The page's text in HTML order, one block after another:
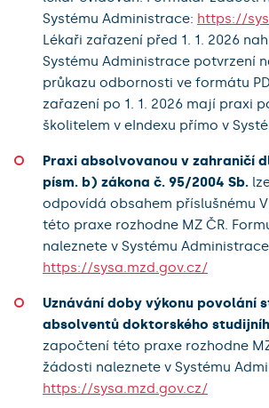
Systému Administrace: https://
Lékaři zařazení před 1. 1. 2026
Systému Administrace potvrzení
průkazu odbornosti ve formátu
zařazení po 1. 1. 2026 mají praxi
školitelem v eIndexu přímo v
Praxi absolvovanou v zahraničí
písm. b) zákona č. 95/2004 Sb.
odpovídá obsahem příslušnému
této praxe rozhodne MZ ČR.
naleznete v Systému
https://sysa.mzd.gov.cz/
Uznávání doby výkonu povolání
absolventů doktorského
započtení této praxe rozhodne
žádosti naleznete v Systému
https://sysa.mzd.gov.cz/